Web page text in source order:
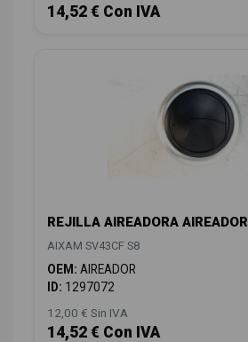
14,52 € Con IVA
REJILLA AIREADORA AIREADOR
AIXAM SV43CF S8
OEM: AIREADOR
ID: 1297072
12,00 € Sin IVA
14,52 € Con IVA